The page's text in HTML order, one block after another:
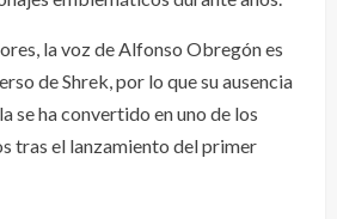
la voz de Alfonso Obregón es
de Shrek, por lo que su ausencia
se ha convertido en uno de los
tras el lanzamiento del primer